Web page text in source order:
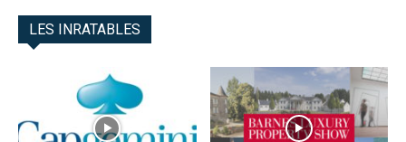
LES INRATABLES